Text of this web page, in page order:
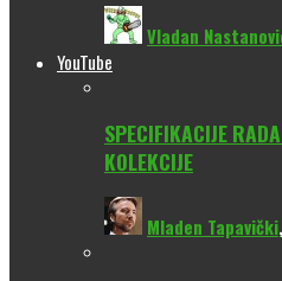
Vladan
YouTube
SPECIFIKACIJE
KOLEKCIJE
Mladen Tapavički,